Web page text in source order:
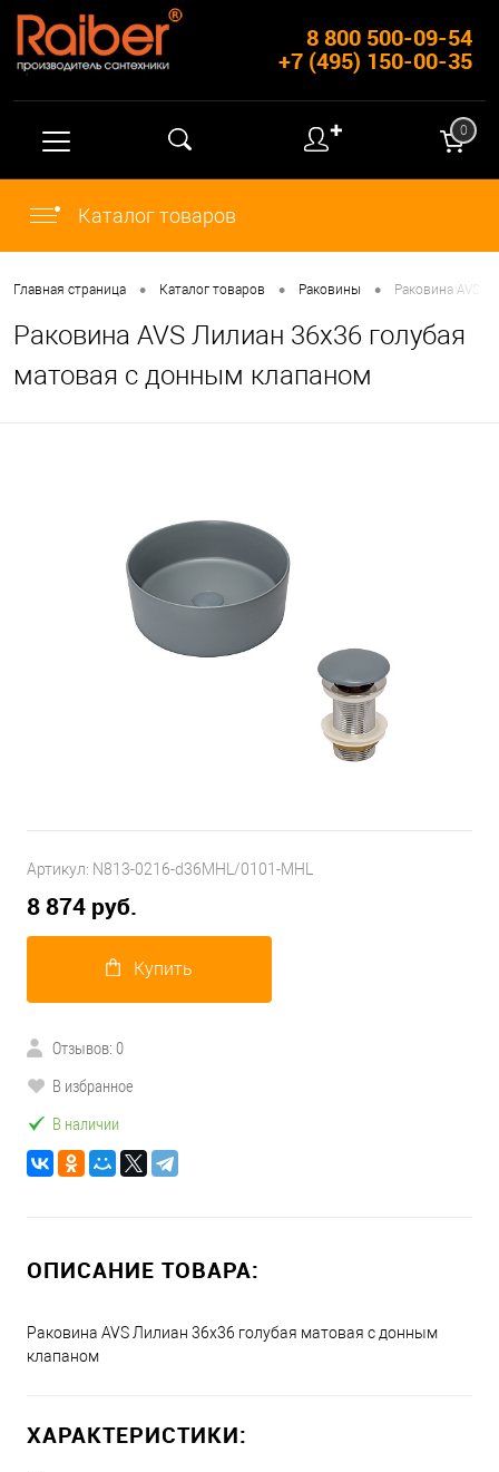
8 800 500-09-54
+7 (495) 150-00-35
✚ 0
Каталог товаров
Главная страница • Каталог товаров • Раковины • Раковина AVS
Раковина AVS Лилиан 36x36 голубая
матовая с донным клапаном
Артикул: N813-0216-d36MHL/0101-MHL
8 874 руб.
Купить
Отзывов: 0
В избранное
В наличии
ОПИСАНИЕ ТОВАРА:
Раковина AVS Лилиан 36x36 голубая матовая с донным
клапаном
ХАРАКТЕРИСТИКИ: